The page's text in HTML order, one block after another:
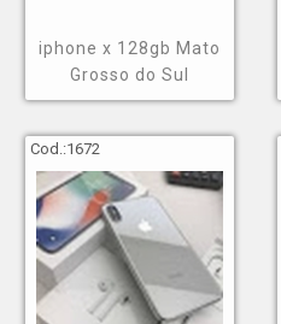
iphone x 128gb Mato
Grosso do Sul
Cod.:1672